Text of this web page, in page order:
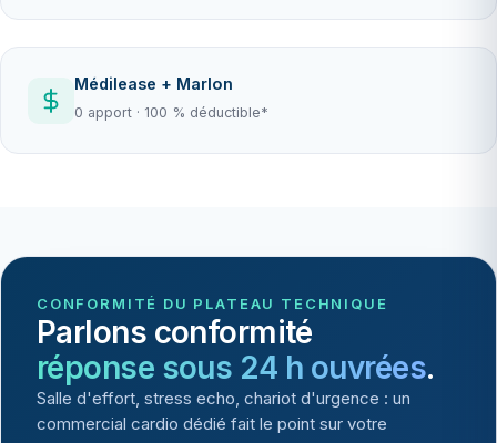
Médilease + Marlon
0 apport · 100 % déductible*
CONFORMITÉ DU PLATEAU TECHNIQUE
Parlons conformité
réponse sous 24 h ouvrées.
Salle d'effort, stress echo, chariot d'urgence : un
commercial cardio dédié fait le point sur votre